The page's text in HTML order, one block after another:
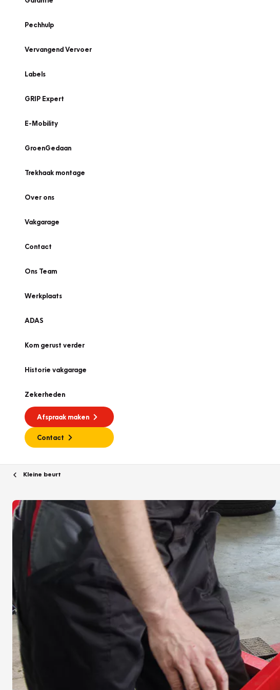
Pechhulp
Vervangend Vervoer
Labels
GRIP Expert
E-Mobility
GroenGedaan
Trekhaak montage
Over ons
Vakgarage
Contact
Ons Team
Werkplaats
ADAS
Kom gerust verder
Historie vakgarage
Zekerheden
Afspraak maken
Contact
Kleine beurt